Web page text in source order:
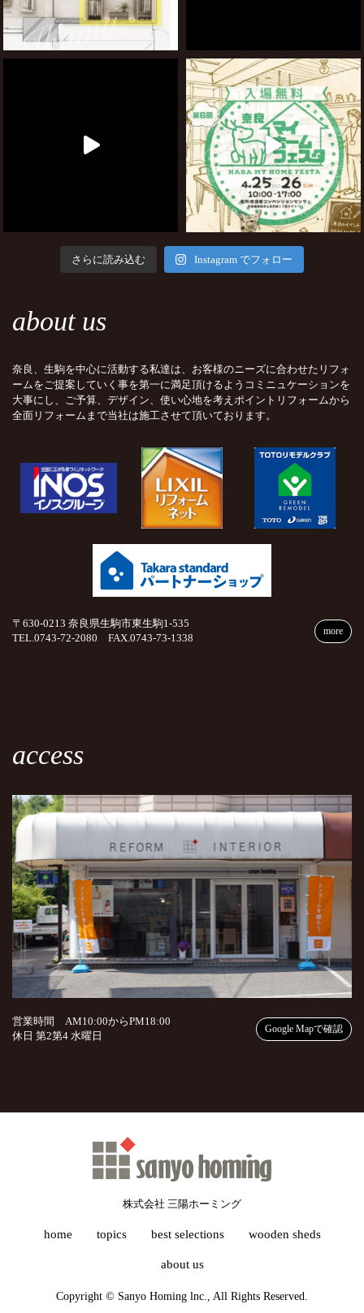
さらに読み込む Instagram でフォロー
about us
奈良、生駒を中心に活動する私達は、お客様のニーズに合わせたリフォ
ームをご提案していく事を第一に満足頂けるようコミニュケーションを
大事にし、ご予算、デザイン、使い心地を考えポイントリフォームから
全面リフォームまで当社は施工させて頂いております。
〒630-0213 奈良県生駒市東生駒1-535
TEL.0743-72-2080 FAX.0743-73-1338
more
access
営業時間 AM10:00からPM18:00
休日 第2第4 水曜日
Google Mapで確認
株式会社 三陽ホーミング
home topics best selections wooden sheds
about us
Copyright © Sanyo Homing lnc., All Rights Reserved.